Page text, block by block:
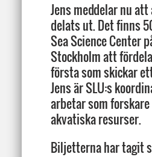
Jens meddelar nu
delats ut. Det finns
Sea Science Center
Stockholm att
första som skickar
Jens är SLU:s
arbetar som
akvatiska resurser.
Biljetterna har tagit